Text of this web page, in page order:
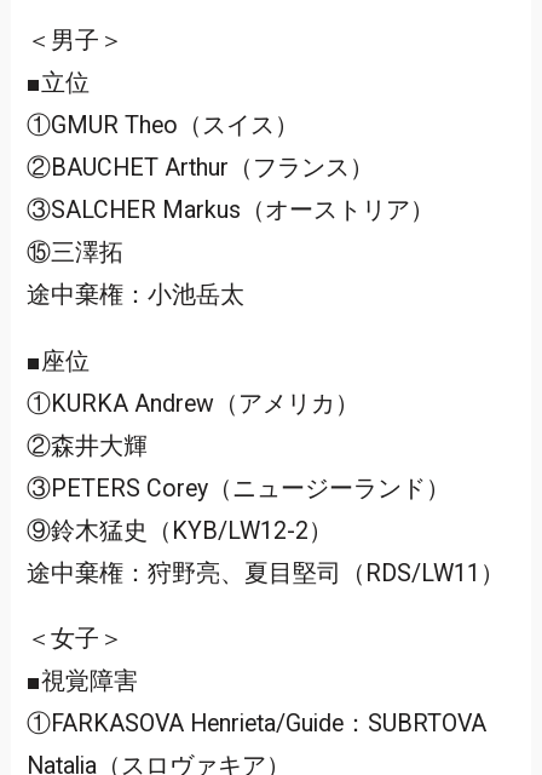
＜男子＞
■立位
①GMUR Theo（スイス）
②BAUCHET Arthur（フランス）
③SALCHER Markus（オーストリア）
⑮三澤拓
途中棄権：小池岳太
■座位
①KURKA Andrew（アメリカ）
②森井大輝
③PETERS Corey（ニュージーランド）
⑨鈴木猛史（KYB/LW12-2）
途中棄権：狩野亮、夏目堅司（RDS/LW11）
＜女子＞
■視覚障害
①FARKASOVA Henrieta/Guide：SUBRTOVA
Natalia（スロヴァキア）